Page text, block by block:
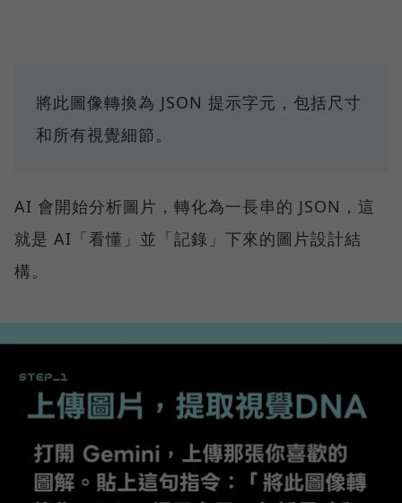
將此圖像轉換為 JSON 提示字元，包括尺寸
和所有視覺細節。
AI 會開始分析圖片，轉化為一長串的 JSON，這
就是 AI「看懂」並「記錄」下來的圖片設計結
構。